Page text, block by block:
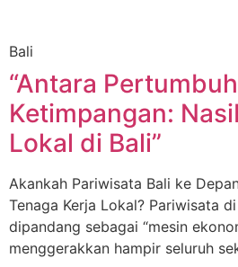
Bali
“Antara
Ketimpangan:
Lokal di Bali”
Akankah Pariwisata Bali ke
Tenaga Kerja Lokal? Pariwisata
dipandang sebagai “mesin
menggerakkan hampir seluruh